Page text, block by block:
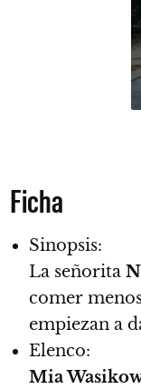
Ficha
Sinopsis:
La señorita
comer
empiezan a
Elenco:
Mia